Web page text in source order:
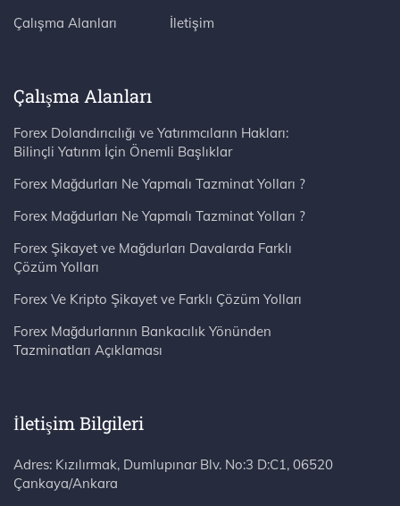
Çalışma Alanları
İletişim
Çalışma Alanları
Forex Dolandırıcılığı ve Yatırımcıların Hakları:
Bilinçli Yatırım İçin Önemli Başlıklar
Forex Mağdurları Ne Yapmalı Tazminat Yolları ?
Forex Mağdurları Ne Yapmalı Tazminat Yolları ?
Forex Şikayet ve Mağdurları Davalarda Farklı
Çözüm Yolları
Forex Ve Kripto Şikayet ve Farklı Çözüm Yolları
Forex Mağdurlarının Bankacılık Yönünden
Tazminatları Açıklaması
İletişim Bilgileri
Adres: Kızılırmak, Dumlupınar Blv. No:3 D:C1, 06520 Çankaya/Ankara